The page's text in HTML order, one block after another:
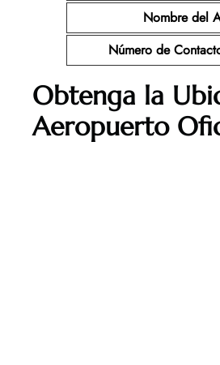
Nombre del
Número de
Obtenga la
Aeropuerto